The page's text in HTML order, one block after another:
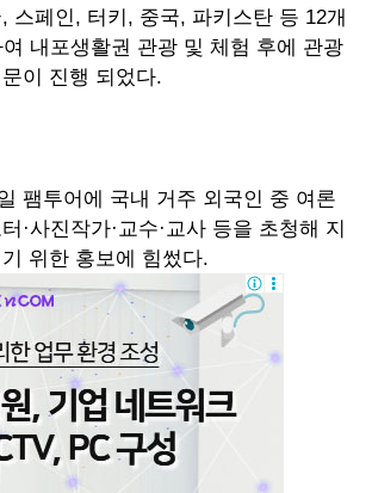
스페인, 터키, 중국, 파키스탄 등 12개
내포생활권 관광 및 체험 후에 관광
이 진행 되었다.
팸투어에 국내 거주 외국인 중 여론
·사진작가·교수·교사 등을 초청해 지
위한 홍보에 힘썼다.